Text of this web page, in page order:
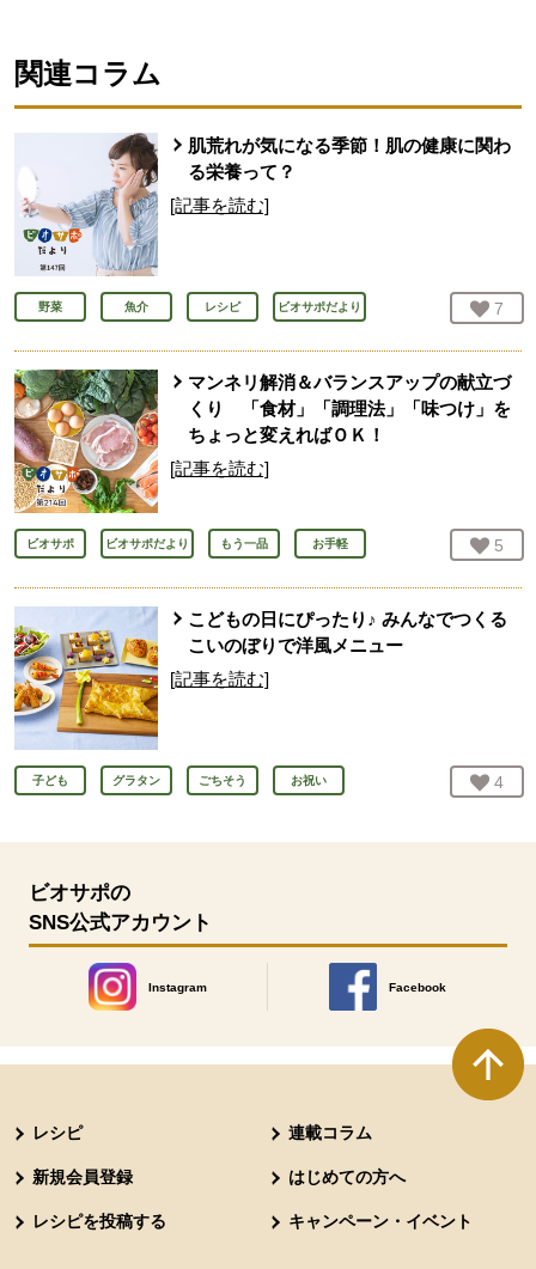
関連コラム
肌荒れが気になる季節！肌の健康に関わ
る栄養って？
[記事を読む]
野菜 魚介 レシピ ビオサポだより お気
7
マンネリ解消＆バランスアップの献立づ
くり 「食材」「調理法」「味つけ」を
ちょっと変えればＯＫ！
[記事を読む]
ビオサポ ビオサポだより もう一品 お手軽 お気
5
こどもの日にぴったり♪ みんなでつくる
こいのぼりで洋風メニュー
[記事を読む]
子ども グラタン ごちそう お祝い お気
4
ビオサポの
SNS公式アカウント
Instagram
別のウィンドウで開きます。
Facebook
別のウィンドウで開きます
レシピ 連載コラム
新規会員登録 はじめての方へ
レシピを投稿する キャンペーン・イベント